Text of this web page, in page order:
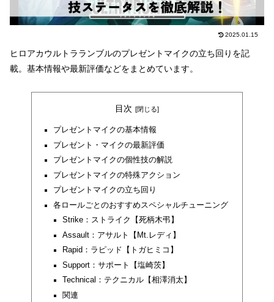
2025.01.15
ヒロアカウルトラランブルのプレゼントマイクの立ち回りを記
載。基本情報や最新評価などをまとめています。
目次
プレゼントマイクの基本情報
プレゼント・マイクの最新評価
プレゼントマイクの個性技の解説
プレゼントマイクの特殊アクション
プレゼントマイクの立ち回り
各ロールごとのおすすめスペシャルチューニング
Strike：ストライク【死柄木弔】
Assault：アサルト【Mt.レディ】
Rapid：ラピッド【トガヒミコ】
Support：サポート【塩崎茨】
Technical：テクニカル【相澤消太】
関連